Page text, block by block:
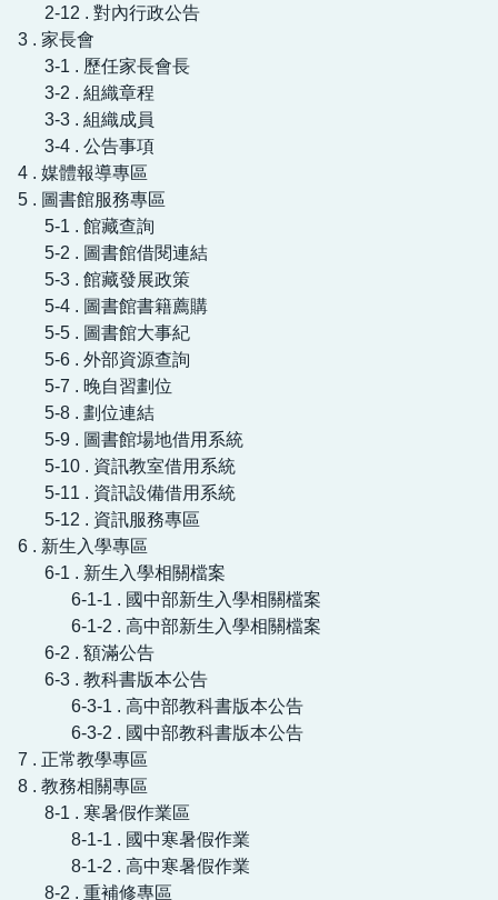
2-12 . 對內行政公告
3 . 家長會
3-1 . 歷任家長會長
3-2 . 組織章程
3-3 . 組織成員
3-4 . 公告事項
4 . 媒體報導專區
5 . 圖書館服務專區
5-1 . 館藏查詢
5-2 . 圖書館借閱連結
5-3 . 館藏發展政策
5-4 . 圖書館書籍薦購
5-5 . 圖書館大事紀
5-6 . 外部資源查詢
5-7 . 晚自習劃位
5-8 . 劃位連結
5-9 . 圖書館場地借用系統
5-10 . 資訊教室借用系統
5-11 . 資訊設備借用系統
5-12 . 資訊服務專區
6 . 新生入學專區
6-1 . 新生入學相關檔案
6-1-1 . 國中部新生入學相關檔案
6-1-2 . 高中部新生入學相關檔案
6-2 . 額滿公告
6-3 . 教科書版本公告
6-3-1 . 高中部教科書版本公告
6-3-2 . 國中部教科書版本公告
7 . 正常教學專區
8 . 教務相關專區
8-1 . 寒暑假作業區
8-1-1 . 國中寒暑假作業
8-1-2 . 高中寒暑假作業
8-2 . 重補修專區